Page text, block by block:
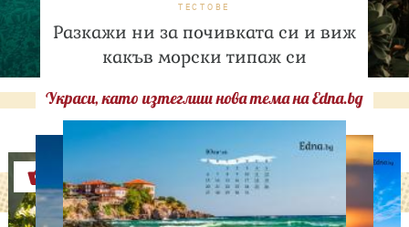
ТЕСТОВЕ
Разкажи ни за почивката си и виж
какъв морски типаж си
Украси, като изтеглиш нова тема на Edna.bg
Оферти